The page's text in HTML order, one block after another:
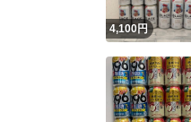
4,100円